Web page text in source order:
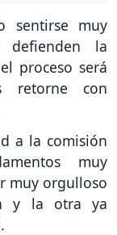
sentirse muy
la
proceso será
retorne con
a la comisión
muy
muy orgulloso
y la otra ya